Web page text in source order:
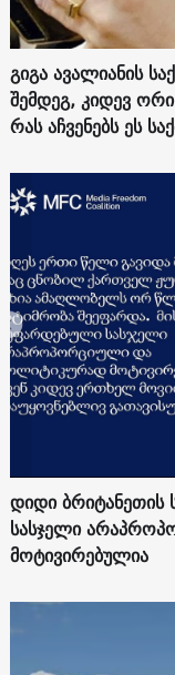
გიგა ავალიანის
შემდეგ, კიდევ
რას აჩვენებს ეს
დიდი
სასჯელი
მოტივირებულია